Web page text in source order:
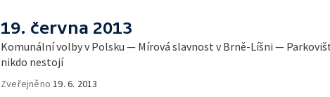
19. června 2013
Komunální volby v Polsku — Mírová slavnost v Brně-Líšni —
nikdo nestojí
Zveřejněno 19. 6. 2013